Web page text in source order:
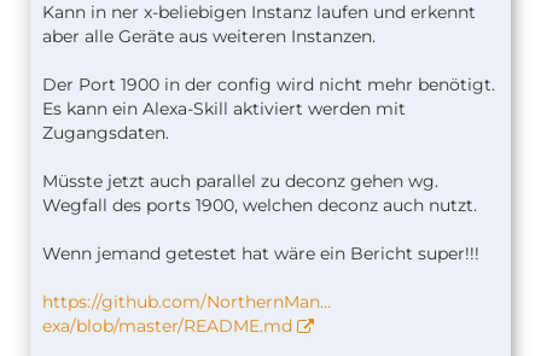
Kann in ner x-beliebigen Instanz laufen und erkennt
aber alle Geräte aus weiteren Instanzen.
Der Port 1900 in der config wird nicht mehr benötigt.
Es kann ein Alexa-Skill aktiviert werden mit
Zugangsdaten.
Müsste jetzt auch parallel zu deconz gehen wg.
Wegfall des ports 1900, welchen deconz auch nutzt.
Wenn jemand getestet hat wäre ein Bericht super!!!
https://github.com/NorthernMan…
exa/blob/master/README.md